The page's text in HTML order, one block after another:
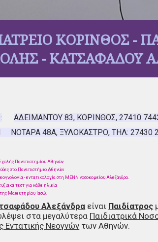
ΚΟΡΙΝΘΟΣ -
- ΚΑΤΣΑΦΑΔΟΥ
ΑΔΕΙΜΑΝΤΟΥ 83, ΚΟΡΙΝΘΟΣ, 27410
48Α, ΞΥΛΟΚΑΣΤΡΟ, ΤΗΛ: 27430
Πανεπιστημίου Αθηνών
στο Πανεπιστήμιο Αθηνών
- εντατικολογία στη ΜΕΝΝ νοσοκομείου Αλεξάνδρα.
τεστ για κάθε ηλικία
Μαιευτηρίου Ιασώ.
Αλεξάνδρα είναι Παιδίατρος
στα μεγαλύτερα Παιδιατρικά
Εντατικής Νεογνών των Αθηνών.